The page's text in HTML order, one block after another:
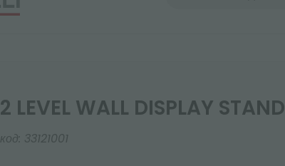
2 LEVEL WALL DISPLAY STAND
код: 33121001